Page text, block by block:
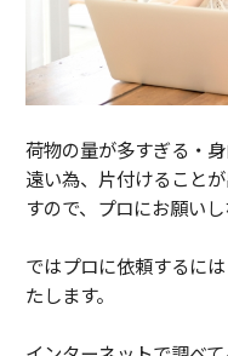
荷物の量が多すぎる・
遠い為、片付けること
すので、プロにお願い
ではプロに依頼するに
たします。